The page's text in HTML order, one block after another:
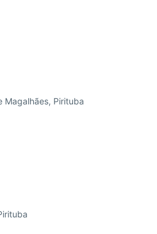
Magalhães, Pirituba